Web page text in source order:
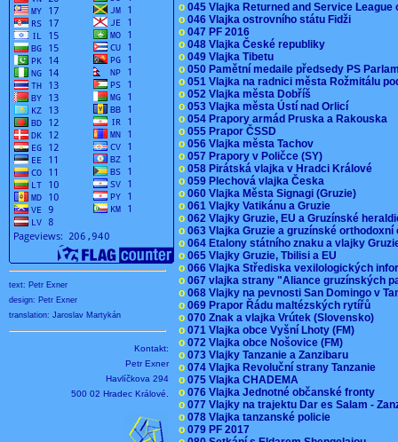
text: Petr Exner
design: Petr Exner
translation: Jaroslav Martykán
Kontakt:
Petr Exner
Havlíčkova 294
500 02 Hradec Králové.
o 045 Vlajka Returned and Service
o 046 Vlajka ostrovního státu Fidži
o 047 PF 2016
o 048 Vlajka České republiky
o 049 Vlajka Tibetu
o 050 Pamětní medaile předsedy PS
o 051 Vlajka na radnici města Rožmitálu
o 052 Vlajka města Dobříš
o 053 Vlajka města Ústí nad Orlicí
o 054 Prapory armád Pruska a Rakouska
o 055 Prapor ČSSD
o 056 Vlajka města Tachov
o 057 Prapory v Poličce (SY)
o 058 Pirátská vlajka v Hradci Králové
o 059 Plechová vlajka Česka
o 060 Vlajka Města Signagi (Gruzie)
o 061 Vlajky Vatikánu a Gruzie
o 062 Vlajky Gruzie, EU a Gruzínské
o 063 Vlajka Gruzie a gruzínské
o 064 Etalony státního znaku a vlajky
o 065 Vlajky Gruzie, Tbilisi a EU
o 066 Vlajka Střediska vexilologických
o 067 vlajka strany "Aliance gruzínských
o 068 Vlajky na pevnosti San Domingo v
o 069 Prapor Řádu maltézských rytířů
o 070 Znak a vlajka Vrútek (Slovensko)
o 071 Vlajka obce Vyšní Lhoty (FM)
o 072 Vlajka obce Nošovice (FM)
o 073 Vlajky Tanzanie a Zanzibaru
o 074 Vlajka Revoluční strany Tanzanie
o 075 Vlajka CHADEMA
o 076 Vlajka Jednotné občanské fronty
o 077 Vlajky na trajektu Dar es Salam -
o 078 Vlajka tanzanské policie
o 079 PF 2017